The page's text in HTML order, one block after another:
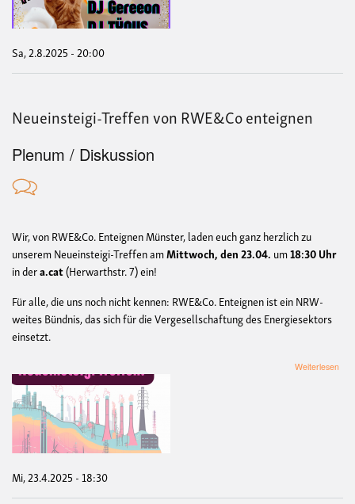
Sa, 2.8.2025 - 20:00
Neueinsteigi-Treffen von RWE&Co enteignen
Plenum / Diskussion
Wir, von RWE&Co. Enteignen Münster, laden euch ganz herzlich zu
unserem Neueinsteigi-Treffen amMittwoch, den 23.04. um18:30 Uhr
in dera.cat(Herwarthstr. 7) ein!
Für alle, die uns noch nicht kennen: RWE&Co. Enteignen ist ein NRW-
weites Bündnis, das sich für die Vergesellschaftung des Energiesektors
einsetzt.
Weiterlesen
Mi, 23.4.2025 - 18:30